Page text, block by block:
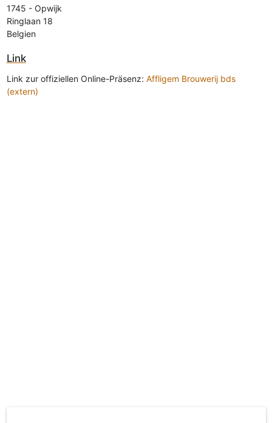
1745 - Opwijk
Ringlaan 18
Belgien
Link
Link zur offiziellen Online-Präsenz: Affligem Brouwerij bds
(extern)